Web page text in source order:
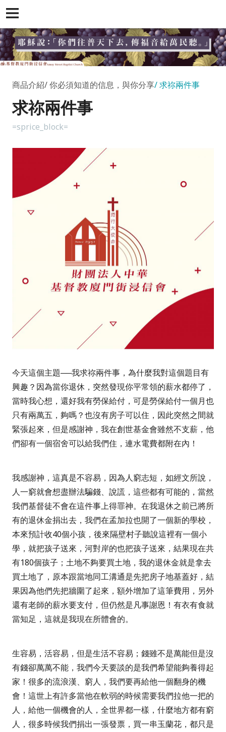
商品介紹 你必須知道的信息，與你分享 求祢兩件事
求祢兩件事
=sprice_block=
今天這個主題──我求祢兩件事，為什麼我對這個題目有
興趣？因為當你退休，突然發現你平常領的薪水都停了，
當時我心想，還好我有勞保給付，可是勞保給付一個月也
只有兩萬五，夠嗎？也沒有房子可以住，因此突然之間就
緊張起來，但是感謝神，我在創世基金會雖然不支薪，他
們卻有一個宿舍可以給我們住，連水電費都附在內！
我感謝神，這真是不容易，因為人窮志短，如經文所說，
人一窮就會想盡辦法騙錢、說謊，這些都有可能的，當然
我們基督徒不會在這件事上得罪神。在我退休之前已將所
有的退休金捐出去，我們在孟加拉也開了一個新的學校，
本來預計收40個小孩，後來隔壁村子聽說這裡有一個小
學，就把孩子送來，河對岸的也把孩子送來，結果現在共
有180個孩子；土地不夠要買土地，我的退休金就是拿去
買土地了，原本跟當地同工溝通是先把房子地基蓋好，結
果因為他們先把牆圍了起來，額外增加了這筆費用，另外
還有老師的薪水要支付，但仍然是凡事謝恩！有衣有食就
當知足，這就是我現在所體會的。
生容易，活容易，但是生活不容易；錢雖不是萬能但是沒
有錢卻萬萬不能，我們今天要談的是我們希望能夠養得起
家！很多的流浪漢、窮人，我們要再給他一個翻身的機
會！這世上有許多當他在軟弱的時候需要我們拉他一把的
人，給他一個機會的人，全世界都一樣，什麼地方都有窮
人，很多時候我們捐出一張發票，買一串玉蘭花，都只是